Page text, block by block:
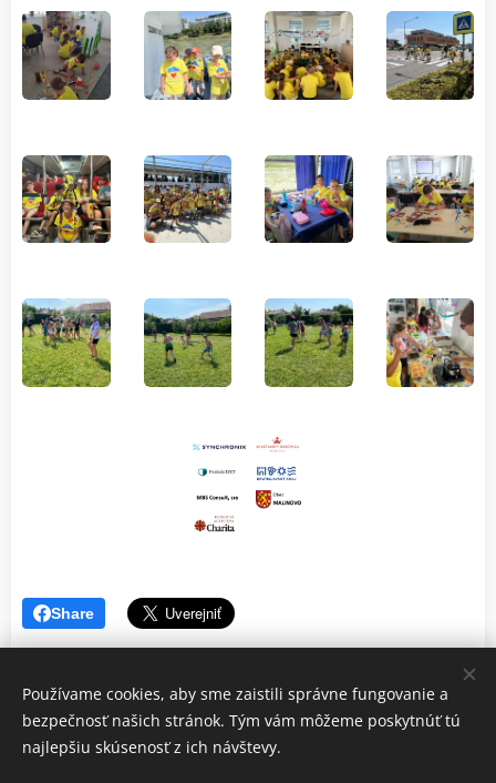
Share
© 2022 Centrum pre rodiny - Malé Rodinkovo, občianske
Používame cookies, aby sme zaistili správne fungovanie a
bezpečnosť našich stránok. Tým vám môžeme poskytnúť tú
najlepšiu skúsenosť z ich návštevy.